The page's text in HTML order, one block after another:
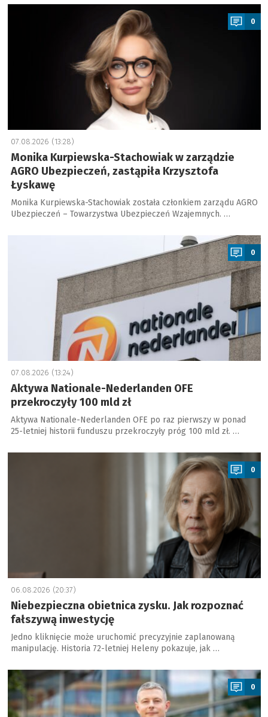
a
0
07.08.2026 (13:28)
Monika Kurpiewska-Stachowiak w zarządzie
AGRO Ubezpieczeń, zastąpiła Krzysztofa
Łyskawę
Monika Kurpiewska-Stachowiak została członkiem zarządu AGRO
Ubezpieczeń – Towarzystwa Ubezpieczeń Wzajemnych. …
0
07.08.2026 (13:24)
Aktywa Nationale-Nederlanden OFE
przekroczyły 100 mld zł
Aktywa Nationale-Nederlanden OFE po raz pierwszy w ponad
25-letniej historii funduszu przekroczyły próg 100 mld zł. …
a
0
06.08.2026 (20:37)
Niebezpieczna obietnica zysku. Jak rozpoznać
fałszywą inwestycję
Jedno kliknięcie może uruchomić precyzyjnie zaplanowaną
manipulację. Historia 72-letniej Heleny pokazuje, jak …
a
0